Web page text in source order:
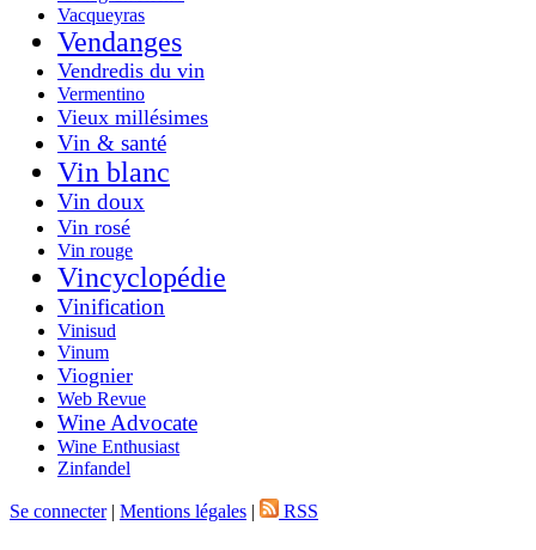
Vacqueyras
Vendanges
Vendredis du vin
Vermentino
Vieux millésimes
Vin & santé
Vin blanc
Vin doux
Vin rosé
Vin rouge
Vincyclopédie
Vinification
Vinisud
Vinum
Viognier
Web Revue
Wine Advocate
Wine Enthusiast
Zinfandel
Se connecter| Mentions légales | RSS